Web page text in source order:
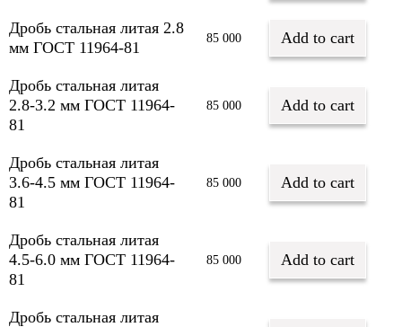
Дробь стальная литая 2.8
мм ГОСТ 11964-81
85 000 Add to cart
Дробь стальная литая
2.8-3.2 мм ГОСТ 11964-
81
85 000 Add to cart
Дробь стальная литая
3.6-4.5 мм ГОСТ 11964-
81
85 000 Add to cart
Дробь стальная литая
4.5-6.0 мм ГОСТ 11964-
81
85 000 Add to cart
Дробь стальная литая